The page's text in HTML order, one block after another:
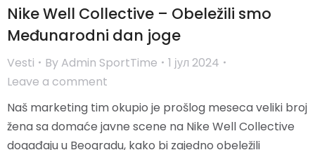
Nike Well Collective – Obeležili smo
Međunarodni dan joge
Vesti By Admin SportTime
1 јул 2024
Leave a comment
Naš marketing tim okupio je prošlog meseca veliki broj
žena sa domaće javne scene na Nike Well Collective
događaju u Beogradu, kako bi zajedno obeležili